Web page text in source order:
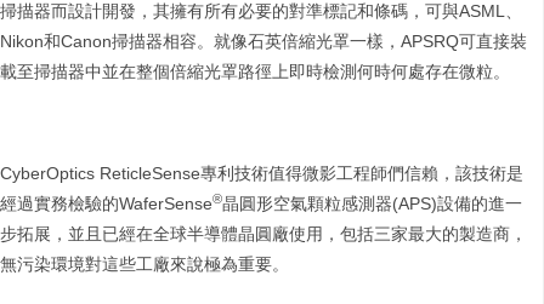
掃描器而設計開發，其擁有所有必要的對準標記和條碼，可與ASML、
Nikon和Canon掃描器相容。就像石英倍縮光罩一樣，APSRQ可直接裝
載至掃描器中並在整個倍縮光罩路徑上即時檢測何時何處存在微粒。
CyberOptics ReticleSense專利技術值得微影工程師們信賴，該技術是
經過實務檢驗的WaferSense®晶圓形空氣顆粒感測器(APS)設備的進一
步拓展，並且已經在全球半導體晶圓廠使用，包括三家最大的製造商，
無污染環境對這些工廠來說極為重要。